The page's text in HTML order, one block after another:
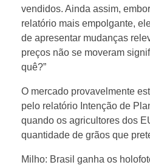
a
s
p
r
i
vendidos. Ainda assim,
relatório mais empolgante,
de apresentar mudanças
preços não se moveram
quê?”
O mercado provavelmente
pelo relatório Intenção de
quando os agricultores dos
quantidade de grãos que
Milho: Brasil ganha os